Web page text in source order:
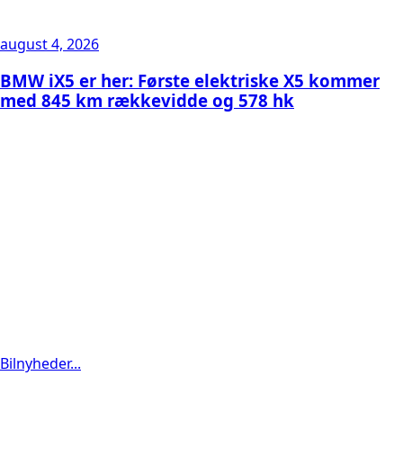
august 4, 2026
BMW iX5 er her: Første elektriske X5 kommer
med 845 km rækkevidde og 578 hk
Bilnyheder...